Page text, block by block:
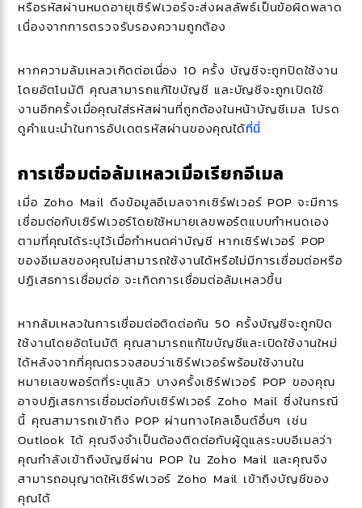
หรือรหัสผ่านหมดอายุเซิร์ฟเวอร์จะส่งผลลัพธ์เป็นข้อผิดพลาด
เนื่องจากการตรวจรับรองความถูกต้อง
หากความล้มเหลวเกิดต่อเนื่อง 10 ครั้ง บัญชีจะถูกปิดใช้งาน
โดยอัตโนมัติ คุณสามารถแก้ไขบัญชี และบัญชีจะถูกเปิดใช้
งานอีกครั้งเมื่อคุณใส่รหัสผ่านที่ถูกต้องในหน้าบัญชีเมล โปรด
ดูคำแนะนำในการอัปเดตรหัสผ่านของคุณได้ที่นี่
การเชื่อมต่อล้มเหลวเมื่อเรียกอีเมล
เมื่อ Zoho Mail ดึงข้อมูลอีเมลจากเซิร์ฟเวอร์ POP จะมีการ
เชื่อมต่อกับเซิร์ฟเวอร์โดยใช้หมายเลขพอร์ตแบบกำหนดเอง
ตามที่คุณได้ระบุไว้เมื่อกำหนดค่าบัญชี หากเซิร์ฟเวอร์ POP
ของอีเมลของคุณไม่สามารถใช้งานได้หรือไม่มีการเชื่อมต่อหรือ
ปฏิเสธการเชื่อมต่อ จะเกิดการเชื่อมต่อล้มเหลวขึ้น
หากล้มเหลวในการเชื่อมต่อติดต่อกัน 50 ครั้งบัญชีจะถูกปิด
ใช้งานโดยอัตโนมัติ คุณสามารถแก้ไขบัญชีและเปิดใช้งานใหม่
ได้หลังจากที่คุณตรวจสอบว่าเซิร์ฟเวอร์พร้อมใช้งานใน
หมายเลขพอร์ตที่ระบุแล้ว บางครั้งเซิร์ฟเวอร์ POP ของคุณ
อาจปฏิเสธการเชื่อมต่อกับเซิร์ฟเวอร์ Zoho Mail ซึ่งในกรณี
นี้ คุณสามารถเข้าถึง POP ผ่านทางไคลเอ็นต์อื่นๆ เช่น
Outlook ได้ คุณจึงจำเป็นต้องติดต่อกับผู้ดูแลระบบอีเมลว่า
คุณกำลังเข้าถึงบัญชีผ่าน POP ใน Zoho Mail และคุณจึง
สามารถอนุญาตให้เซิร์ฟเวอร์ Zoho Mail เข้าถึงบัญชีของ
คุณได้